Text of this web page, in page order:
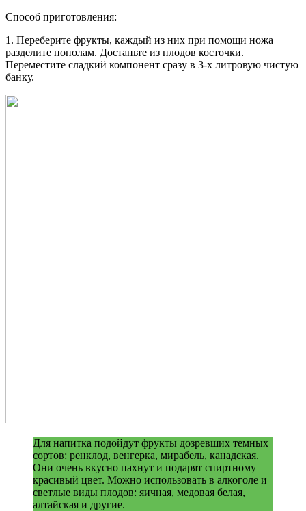
Способ приготовления:
1. Переберите фрукты, каждый из них при помощи ножа
разделите пополам. Достаньте из плодов косточки.
Переместите сладкий компонент сразу в 3-х литровую чистую
банку.
Для напитка подойдут фрукты дозревших темных
сортов: ренклод, венгерка, мирабель, канадская.
Они очень вкусно пахнут и подарят спиртному
красивый цвет. Можно использовать в алкоголе и
светлые виды плодов: яичная, медовая белая,
алтайская и другие.